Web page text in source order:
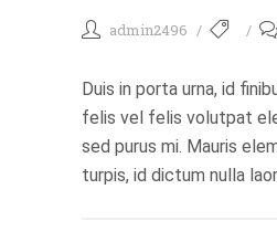
admin2496
Duis in porta urna, id
felis vel felis volutpat
sed purus mi. Mauris
turpis, id dictum nulla